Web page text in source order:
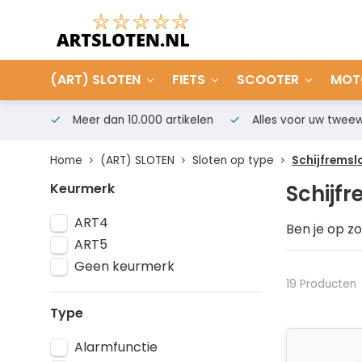
(ART) SLOTEN FIETS SCOOTER
Meer dan 10.000 artikelen Alles voor uw
Home (ART) SLOTEN Sloten op type
Keurmerk
ART4
ART5
Geen keurmerk
Type
Alarmfunctie
Ben je op
namelijk
PRO-
19 Producten